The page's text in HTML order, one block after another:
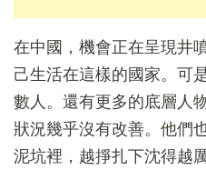
在中國，機會正在呈現井
己生活在這樣的國家。可
數人。還有更多的底層人
狀況幾乎沒有改善。他們
泥坑裡，越掙扎下沈得越厲